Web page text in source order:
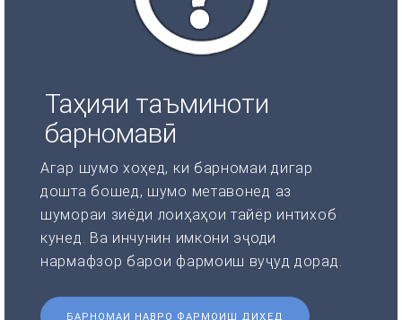
Таҳияи таъминоти
барномавӣ
Агар шумо хоҳед, ки барномаи дигар
дошта бошед, шумо метавонед аз
шумораи зиёди лоиҳаҳои тайёр интихоб
кунед. Ва инчунин имкони эҷоди
нармафзор барои фармоиш вуҷуд дорад.
БАРНОМАИ НАВРО ФАРМОИШ ДИҲЕД